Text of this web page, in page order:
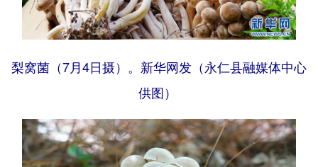
梨窝菌（7月4日摄）。新华网发（永仁县融媒体中心
供图）